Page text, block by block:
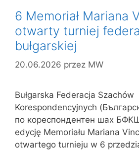
6 Memoriał Mariana
otwarty turniej
bułgarskiej
20.06.2026 przez MW
Bułgarska Federacja Szachów
Korespondencyjnych
по кореспондентен шах
edycję Memoriału Mariana
otwartego turnieju w 6